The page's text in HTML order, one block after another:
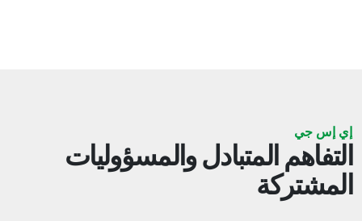
إي إس جي
التفاهم المتبادل والمسؤوليات
المشتركة